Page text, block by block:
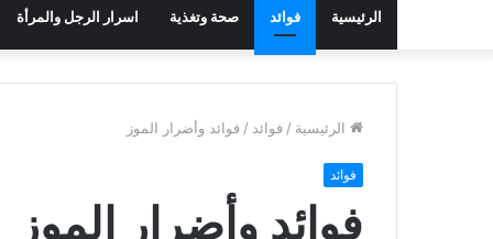
الرئيسية فوائد صحة وتغذية اسرار الرجل والمرأة
الرئيسية / فوائد / فوائد وأضرار الموز
فوائد
فوائد وأضرار الموز